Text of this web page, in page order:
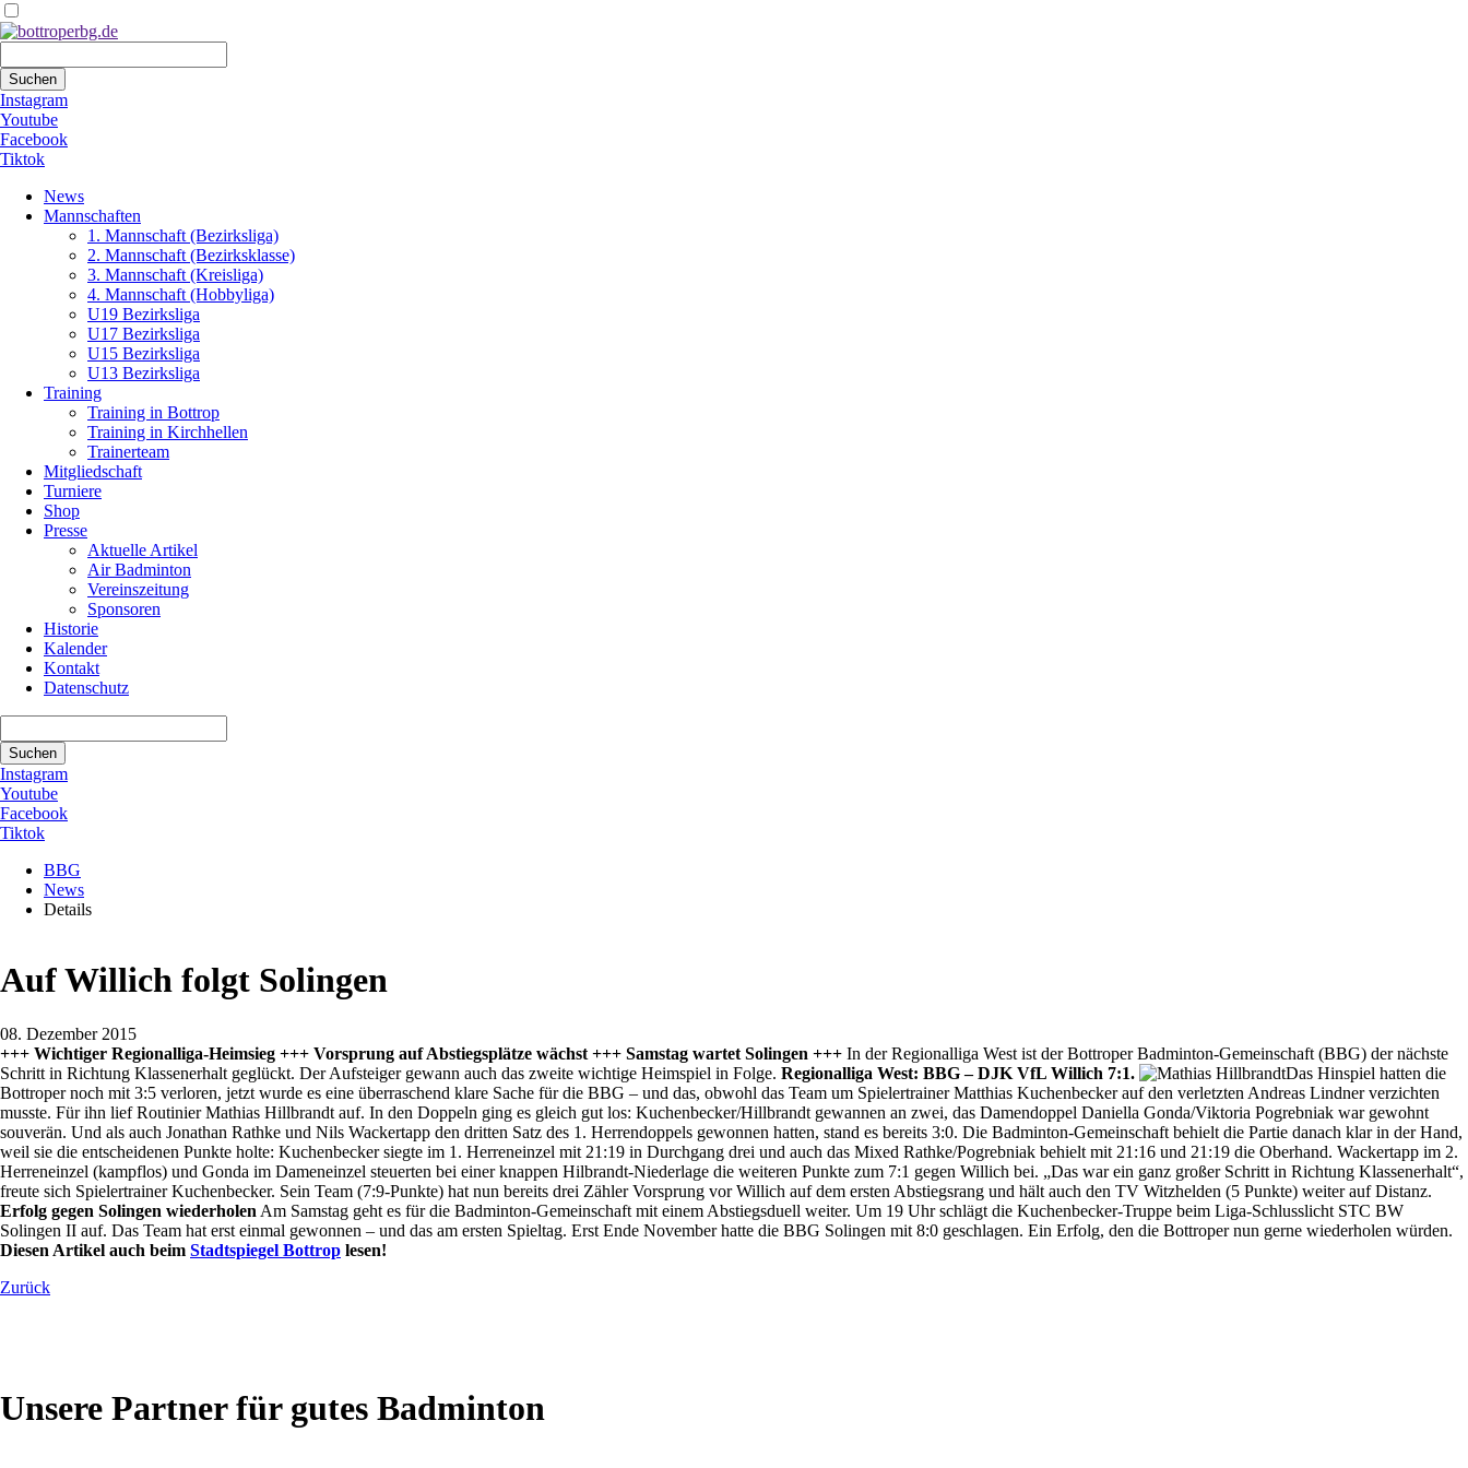
Suchen
Instagram
Youtube
Facebook
Tiktok
überspringen
News
Mannschaften
1. Mannschaft (Bezirksliga)
2. Mannschaft (Bezirksklasse)
3. Mannschaft (Kreisliga)
4. Mannschaft (Hobbyliga)
U19 Bezirksliga
U17 Bezirksliga
U15 Bezirksliga
U13 Bezirksliga
Training
Training in Bottrop
Training in Kirchhellen
Trainerteam
Mitgliedschaft
Turniere
Shop
Presse
Aktuelle Artikel
Air Badminton
Vereinszeitung
Sponsoren
Historie
Kalender
Kontakt
Datenschutz
Suchen
Instagram
Youtube
Facebook
Tiktok
BBG
News
Details
Auf Willich folgt Solingen
08. Dezember 2015
+++ Wichtiger Regionalliga-Heimsieg +++ Vorsprung auf Abstiegsplätze wächst +++ Samstag wartet Solingen +++ In der Regionalliga West ist der Bottroper Badminton-Gemeinschaft (BBG) der nächste
Schritt in Richtung Klassenerhalt geglückt. Der Aufsteiger gewann auch das zweite wichtige Heimspiel in Folge. Regionalliga West: BBG – DJK VfL Willich 7:1.
Das Hinspiel hatten die
Bottroper noch mit 3:5 verloren, jetzt wurde es eine überraschend klare Sache für die BBG – und das, obwohl das Team um Spielertrainer Matthias Kuchenbecker auf den verletzten Andreas Lindner verzichten
musste. Für ihn lief Routinier Mathias Hillbrandt auf. In den Doppeln ging es gleich gut los: Kuchenbecker/Hillbrandt gewannen an zwei, das Damendoppel Daniella Gonda/Viktoria Pogrebniak war gewohnt
souverän. Und als auch Jonathan Rathke und Nils Wackertapp den dritten Satz des 1. Herrendoppels gewonnen hatten, stand es bereits 3:0. Die Badminton-Gemeinschaft behielt die Partie danach klar in der Hand,
weil sie die entscheidenen Punkte holte: Kuchenbecker siegte im 1. Herreneinzel mit 21:19 in Durchgang drei und auch das Mixed Rathke/Pogrebniak behielt mit 21:16 und 21:19 die Oberhand. Wackertapp im 2.
Herreneinzel (kampflos) und Gonda im Dameneinzel steuerten bei einer knappen Hilbrandt-Niederlage die weiteren Punkte zum 7:1 gegen Willich bei. „Das war ein ganz großer Schritt in Richtung Klassenerhalt“,
freute sich Spielertrainer Kuchenbecker. Sein Team (7:9-Punkte) hat nun bereits drei Zähler Vorsprung vor Willich auf dem ersten Abstiegsrang und hält auch den TV Witzhelden (5 Punkte) weiter auf Distanz.
Erfolg gegen Solingen wiederholen Am Samstag geht es für die Badminton-Gemeinschaft mit einem Abstiegsduell weiter. Um 19 Uhr schlägt die Kuchenbecker-Truppe beim Liga-Schlusslicht STC BW
Solingen II auf. Das Team hat erst einmal gewonnen – und das am ersten Spieltag. Erst Ende November hatte die BBG Solingen mit 8:0 geschlagen. Ein Erfolg, den die Bottroper nun gerne wiederholen würden.
Diesen Artikel auch beim Stadtspiegel Bottrop lesen!
Zurück
Unsere Partner für gutes Badminton